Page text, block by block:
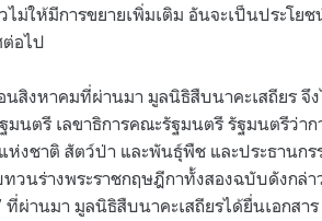
ม่ให้มีการขยายเพิ่มเติม อันจะเป็นประโย
ต่อไป
นสิงหาคมที่ผ่านมา มูลนิธิสืบนาคะเสถียร จึ
นตรี เลขาธิการคณะรัฐมนตรี รัฐมนตรีว่าก
งชาติ สัตว์ป่า และพันธุ์พืช และประธานกร
วนร่างพระราชกฤษฎีกาทั้งสองฉบับดังกล่
ผ่านมา มูลนิธิสืบนาคะเสถียรได้ยื่นเอกสาร